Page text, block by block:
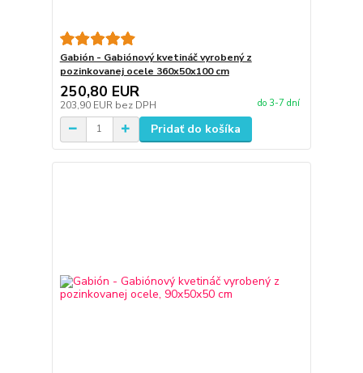
Gabión - Gabiónový kvetináč vyrobený z
pozinkovanej ocele 360x50x100 cm
250,80 EUR
203,90 EUR bez DPH do 3-7 dní
Pridať do košíka